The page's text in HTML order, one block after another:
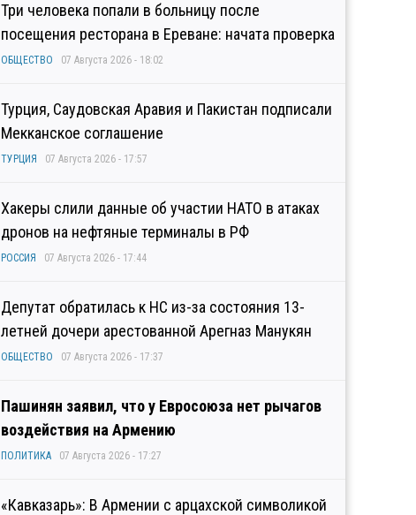
Три человека попали в больницу после
посещения ресторана в Ереване: начата проверка
ОБЩЕСТВО 07 Августа 2026 - 18:02
Турция, Саудовская Аравия и Пакистан подписали
Мекканское соглашение
ТУРЦИЯ 07 Августа 2026 - 17:57
Хакеры слили данные об участии НАТО в атаках
дронов на нефтяные терминалы в РФ
РОССИЯ 07 Августа 2026 - 17:44
Депутат обратилась к НС из-за состояния 13-
летней дочери арестованной Арегназ Манукян
ОБЩЕСТВО 07 Августа 2026 - 17:37
Пашинян заявил, что у Евросоюза нет рычагов
воздействия на Армению
ПОЛИТИКА 07 Августа 2026 - 17:27
«Кавказарь»: В Армении с арцахской символикой